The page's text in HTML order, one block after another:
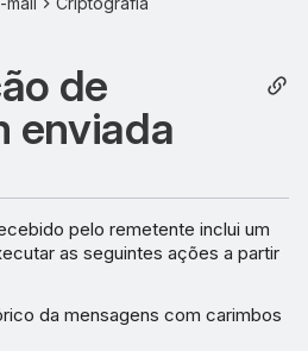
Português
de
enviada
pelo remetente inclui um
as seguintes ações a partir
da mensagens com carimbos